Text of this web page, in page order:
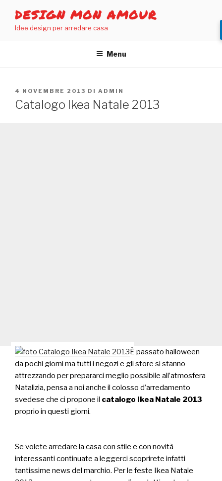
contenuto
DESIGN MON AMOUR
Idee design per arredare casa
Menu
PUBBLICATO
IL
4 NOVEMBRE 2013 DI ADMIN
Catalogo Ikea Natale 2013
È passato halloween
da pochi giorni ma tutti i negozi e gli store si stanno
attrezzando per prepararci meglio possibile all’atmosfera
Natalizia, pensa a noi anche il colosso d’arredamento
svedese che ci propone il catalogo Ikea Natale 2013
proprio in questi giorni.
Se volete arredare la casa con stile e con novità
interessanti continuate a leggerci scoprirete infatti
tantissime news del marchio. Per le feste Ikea Natale